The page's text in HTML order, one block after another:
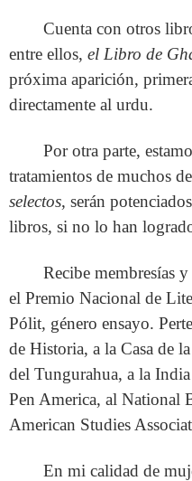
Cuenta con otros
entre ellos, el Libro de
próxima aparición,
directamente al urdu.
Por otra parte,
tratamientos de muchos
selectos, serán
libros, si no lo han
Recibe membresías
el Premio Nacional de
Pólit, género ensayo.
de Historia, a la Casa de
del Tungurahua, a la
Pen America, al National
American Studies
En mi calidad de